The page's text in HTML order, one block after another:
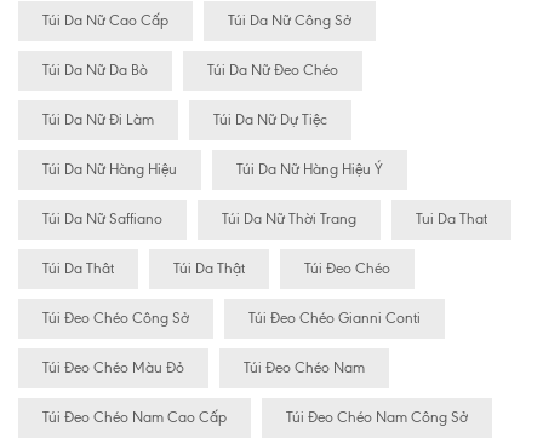
Túi Da Nữ Cao Cấp Túi Da Nữ Công Sở
Túi Da Nữ Da Bò Túi Da Nữ Đeo Chéo
Túi Da Nữ Đi Làm Túi Da Nữ Dự Tiệc
Túi Da Nữ Hàng Hiệu Túi Da Nữ Hàng Hiệu Ý
Túi Da Nữ Saffiano Túi Da Nữ Thời Trang Tui Da That
Túi Da Thât Túi Da Thật Túi Đeo Chéo
Túi Đeo Chéo Công Sở Túi Đeo Chéo Gianni Conti
Túi Đeo Chéo Màu Đỏ Túi Đeo Chéo Nam
Túi Đeo Chéo Nam Cao Cấp Túi Đeo Chéo Nam Công Sở